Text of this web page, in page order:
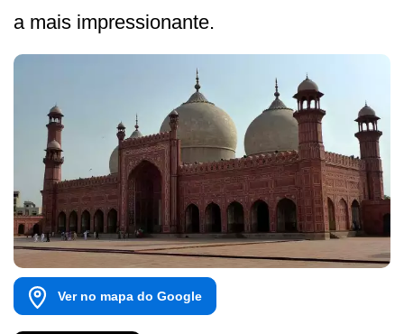
a mais impressionante.
Ver no mapa do Google